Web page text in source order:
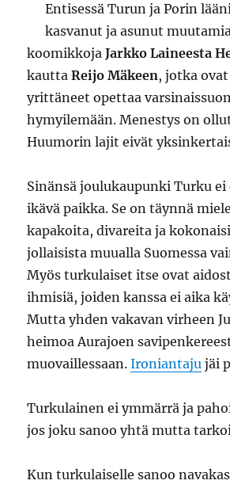
Entisessä Turun ja Porin
kasvanut ja asunut
koomikkojaJarkko Laineesta
kauttaReijo Mäkeen, jotka
yrittäneet opettaa
hymyilemään. Menestys on
Huumorin lajit eivät
Sinänsä joulukaupunki Turku
ikävä paikka. Se on täynnä
kapakoita, divareita ja
jollaisista muualla Suomessa
Myös turkulaiset itse ovat
ihmisiä, joiden kanssa ei aika
Mutta yhden vakavan virheen
heimoa Aurajoen
muovaillessaan.Ironiantaju jäi
Turkulainen ei ymmärrä ja
jos joku sanoo yhtä mutta
Kun turkulaiselle sanoo